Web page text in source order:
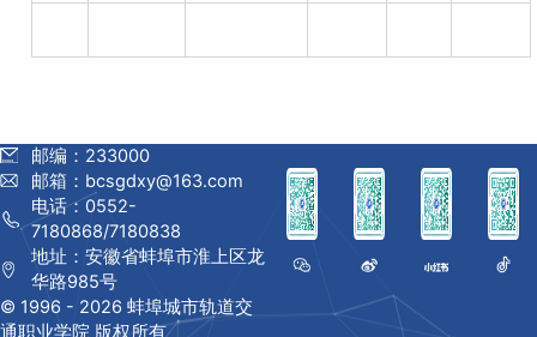
邮编：233000
邮箱：bcsgdxy@163.com
电话：0552-
7180868/7180838
地址：安徽省蚌埠市淮上区龙
华路985号
© 1996 - 2026 蚌埠城市轨道交
通职业学院 版权所有